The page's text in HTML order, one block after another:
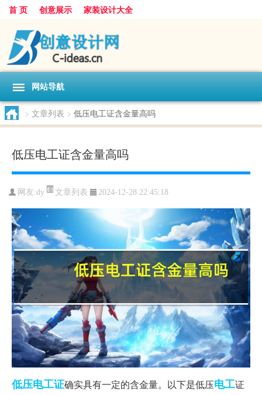
首 页 创意展示 家装设计大全
网站导航
> 文章列表 > 低压电工证含金量高吗
低压电工证含金量高吗
网友:dy 文章列表 2024-12-28 22:45:18
低压电工证确实具有一定的含金量。以下是低压电工证